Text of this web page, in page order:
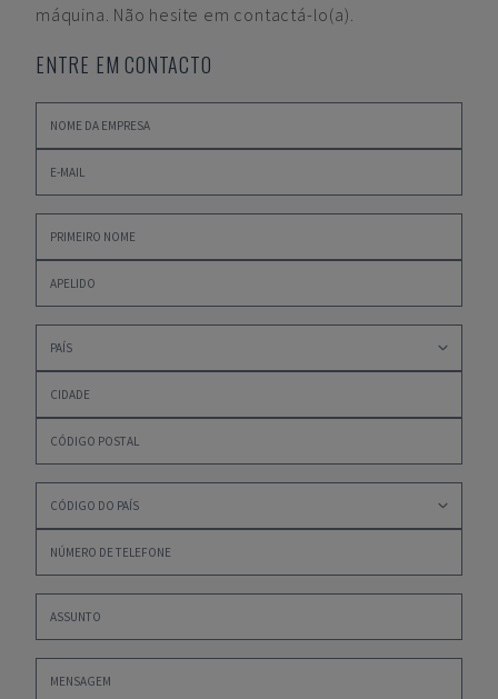
máquina. Não hesite em contactá-lo(a).
ENTRE EM CONTACTO